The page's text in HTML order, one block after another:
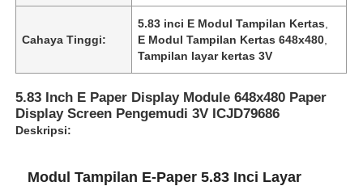
Cahaya Tinggi:
5.83 inci E Modul Tampilan Kertas
E Modul Tampilan Kertas 648x480
Tampilan layar kertas 3V
5.83 Inch E Paper Display Module 648x480 Paper
Display Screen Pengemudi 3V ICJD79686
Deskripsi:
Modul Tampilan E-Paper 5.83 Inci Layar